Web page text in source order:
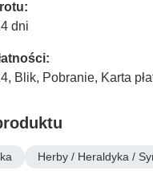
dni
Blik, Pobranie, Karta
Herby / Heraldyka /